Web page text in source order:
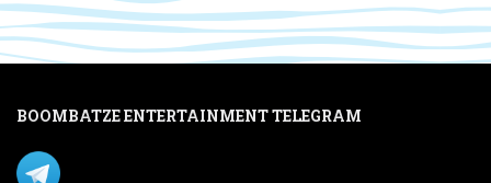
BOOMBATZE ENTERTAINMENT TELEGRAM